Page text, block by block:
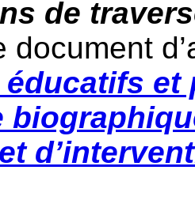
de
document